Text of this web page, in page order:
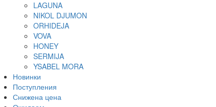
LAGUNA
NIKOL DJUMON
ORHIDEJA
VOVA
HONEY
SERMIJA
YSABEL MORA
Новинки
Поступления
Снижена цена